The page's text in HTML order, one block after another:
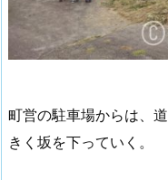
町営の駐車場からは、
きく坂を下っていく。